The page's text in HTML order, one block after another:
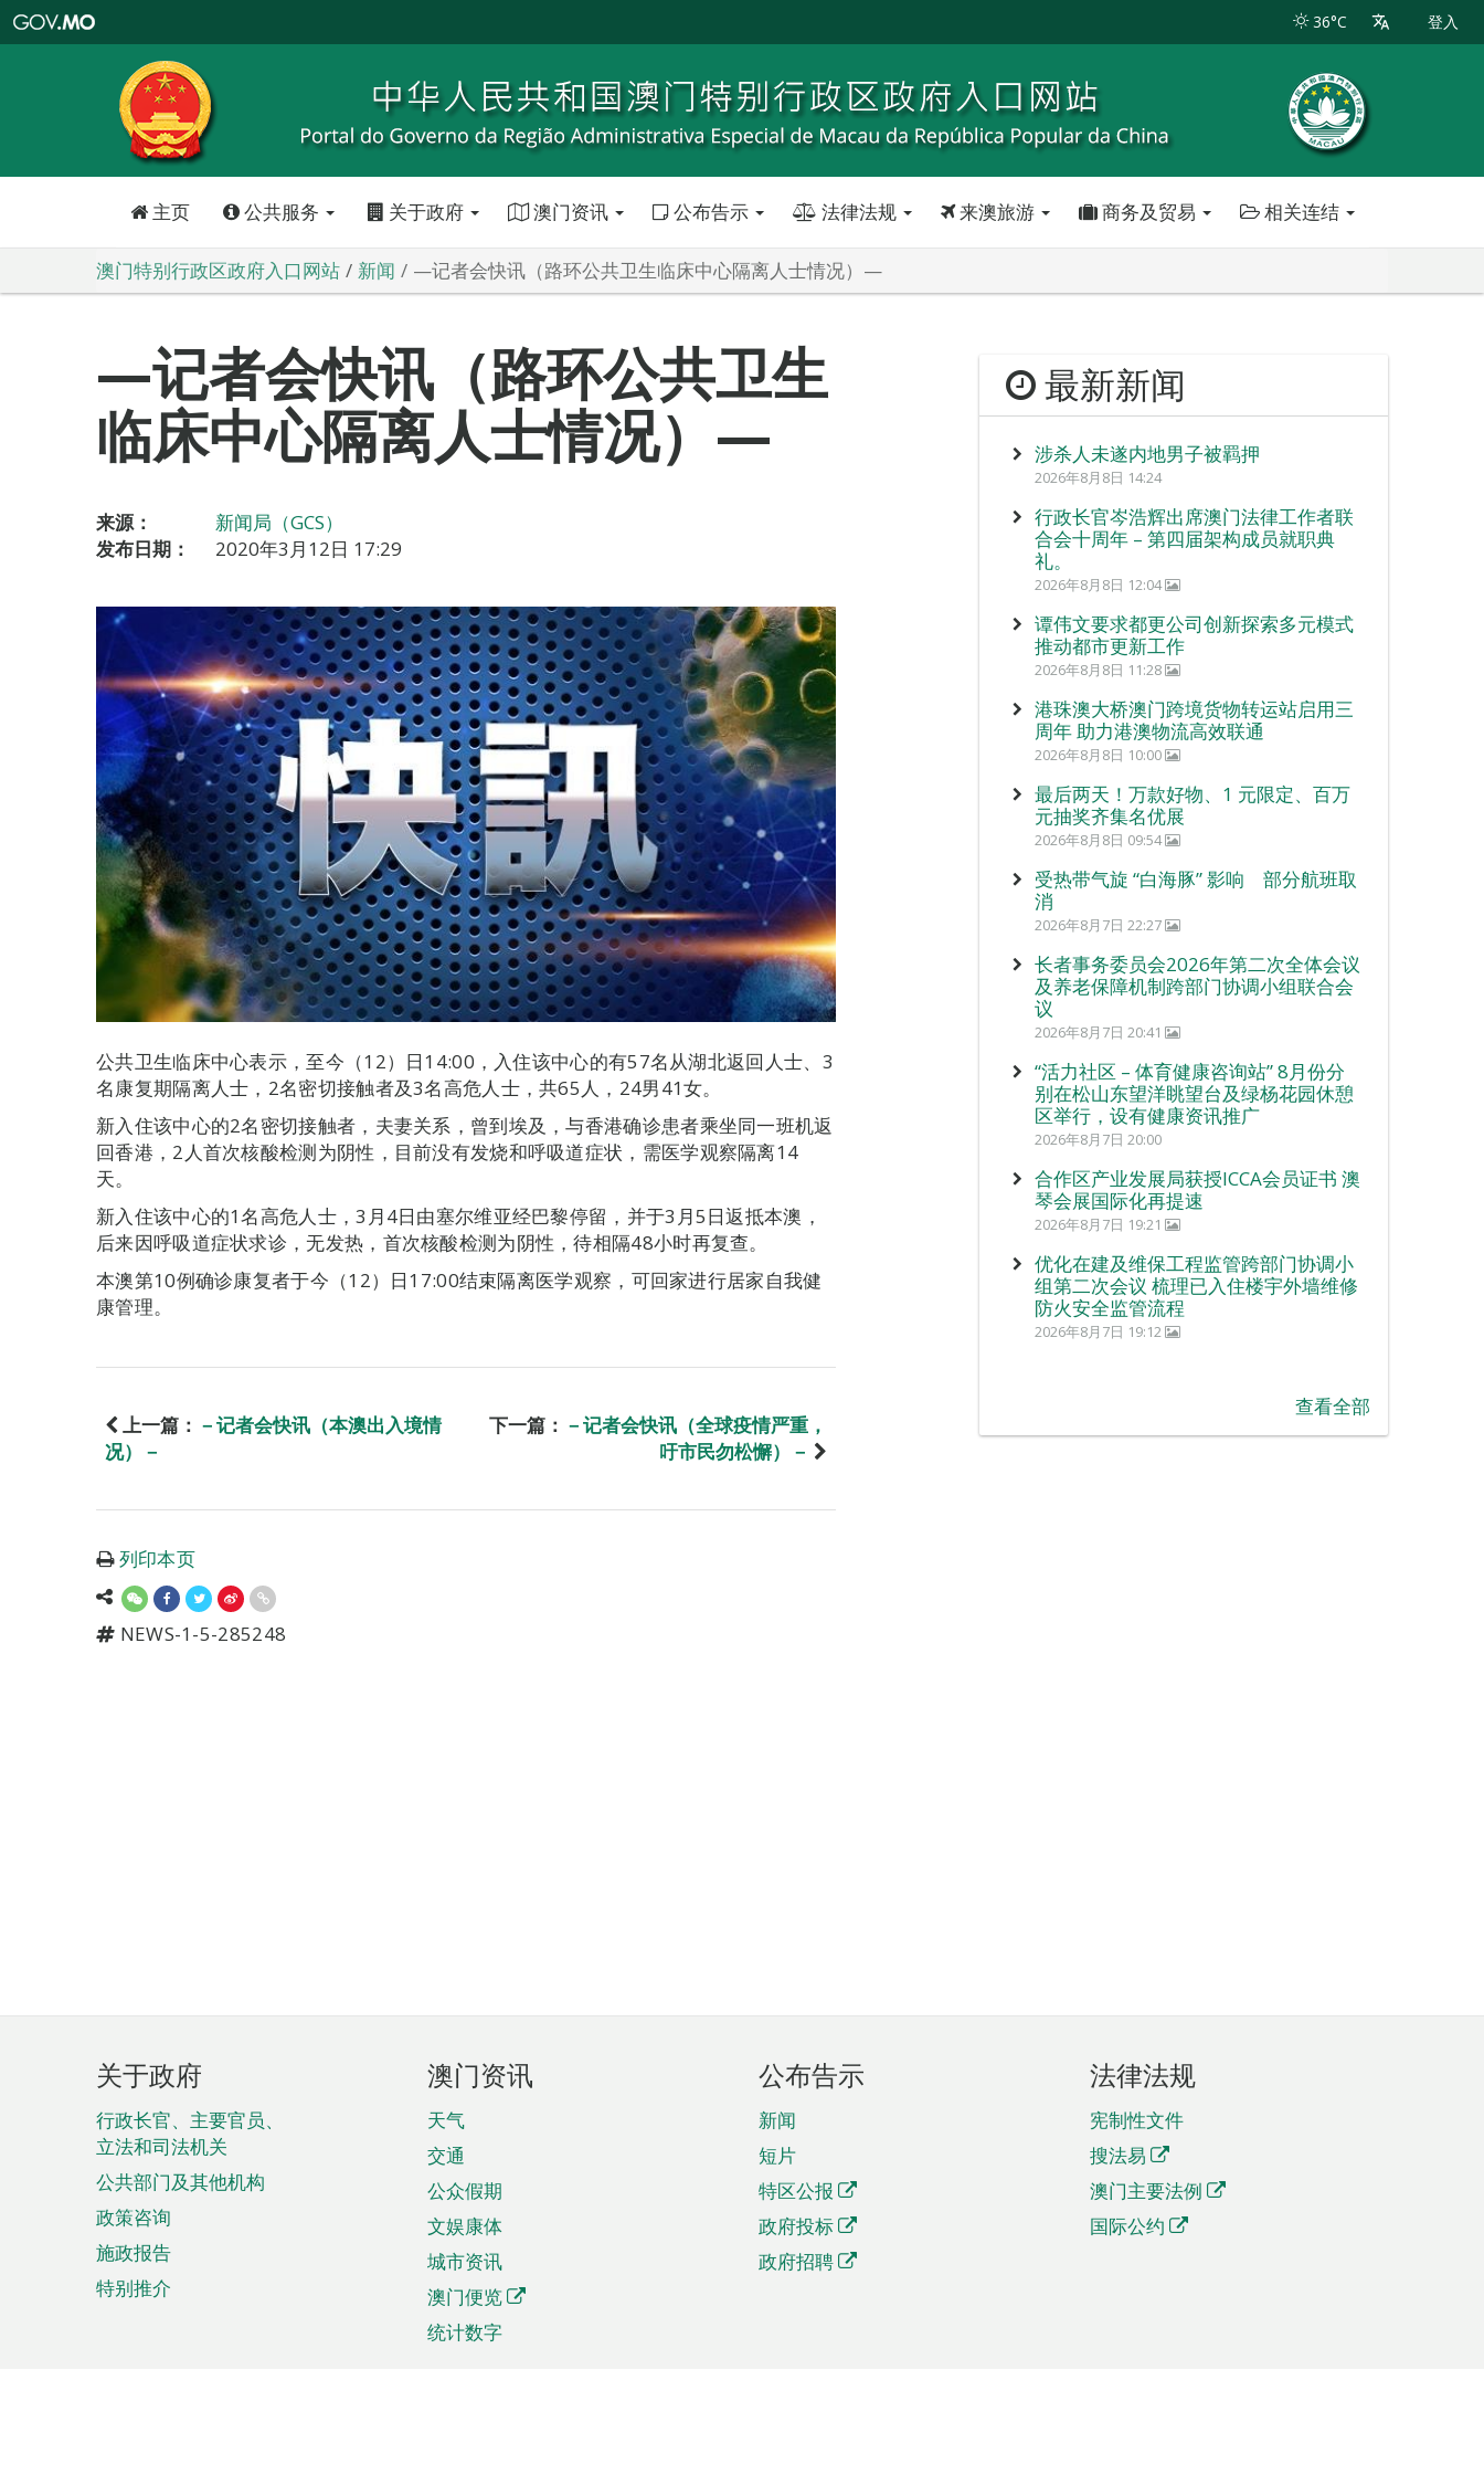
特
政
区
政
口
36°C 登入
主页 公共服务 关于政府 澳门资讯 公布告示 法律法规 来澳旅游 商务及贸易 相关连结
澳门特别行政区政府入口网站 新闻 —记者会快讯（路环公共卫生临床中心隔离人士情况）—
—记者会快讯（路环公共卫生
临床中心隔离人士情况）—
来源：
新闻局（GCS）
发布日期：
2020年3月12日 17:29
公共卫生临床中心表示，至今（12）日14:00，入住该中心的有57名从湖北返回人士、3
名康复期隔离人士，2名密切接触者及3名高危人士，共65人，24男41女。
新入住该中心的2名密切接触者，夫妻关系，曾到埃及，与香港确诊患者乘坐同一班机返
回香港，2人首次核酸检测为阴性，目前没有发烧和呼吸道症状，需医学观察隔离14
天。
新入住该中心的1名高危人士，3月4日由塞尔维亚经巴黎停留，并于3月5日返抵本澳，
后来因呼吸道症状求诊，无发热，首次核酸检测为阴性，待相隔48小时再复查。
本澳第10例确诊康复者于今（12）日17:00结束隔离医学观察，可回家进行居家自我健
康管理。
上一篇： －记者会快讯（本澳出入境情
况）－
下一篇： －记者会快讯（全球疫情严重，
吁市民勿松懈）－
列印本页
NEWS-1-5-285248
最新新闻
涉杀人未遂内地男子被羁押
2026年8月8日 14:24
行政长官岑浩辉出席澳门法律工作者联
合会十周年 – 第四届架构成员就职典
礼。
2026年8月8日 12:04
谭伟文要求都更公司创新探索多元模式
推动都市更新工作
2026年8月8日 11:28
港珠澳大桥澳门跨境货物转运站启用三
周年 助力港澳物流高效联通
2026年8月8日 10:00
最后两天！万款好物、1 元限定、百万
元抽奖齐集名优展
2026年8月8日 09:54
受热带气旋 “白海豚” 影响 部分航班取
消
2026年8月7日 22:27
长者事务委员会2026年第二次全体会议
及养老保障机制跨部门协调小组联合会
议
2026年8月7日 20:41
“活力社区 – 体育健康咨询站” 8月份分
别在松山东望洋眺望台及绿杨花园休憩
区举行，设有健康资讯推广
2026年8月7日 20:00
合作区产业发展局获授ICCA会员证书 澳
琴会展国际化再提速
2026年8月7日 19:21
优化在建及维保工程监管跨部门协调小
组第二次会议 梳理已入住楼宇外墙维修
防火安全监管流程
2026年8月7日 19:12
查看全部
页
脚
菜
单
关于政府
行政长官、主要官员、
立法和司法机关
公共部门及其他机构
政策咨询
施政报告
特别推介
澳门资讯
天气
交通
公众假期
文娱康体
城市资讯
澳门便览
统计数字
公布告示
新闻
短片
特区公报
政府投标
政府招聘
法律法规
宪制性文件
搜法易
澳门主要法例
国际公约